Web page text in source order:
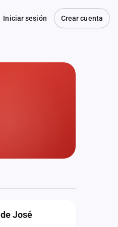
Iniciar sesión Crear cuenta
de José